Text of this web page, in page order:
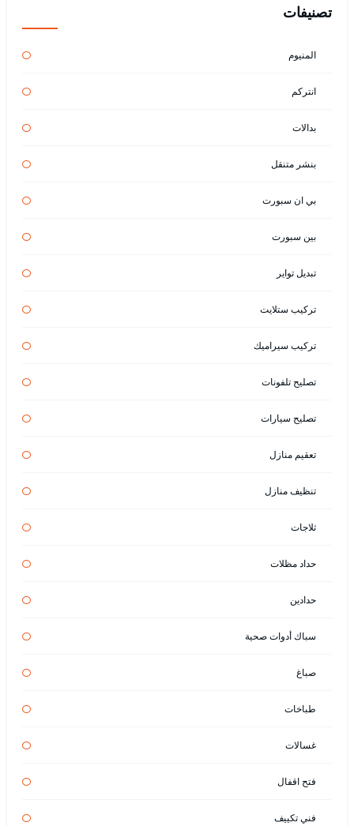
تصنيفات
المنيوم
انتركم
بدالات
بنشر متنقل
بي ان سبورت
بين سبورت
تبديل تواير
تركيب ستلايت
تركيب سيراميك
تصليح تلفونات
تصليح سيارات
تعقيم منازل
تنظيف منازل
ثلاجات
حداد مظلات
حدادين
سباك أدوات صحية
صباغ
طباخات
غسالات
فتح اقفال
فني تكييف